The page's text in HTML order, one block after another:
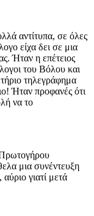
αντίτυπα, σε όλες
είχα δει σε μια
Ήταν η επέτειος
του Βόλου και
τηλεγράφημα
Ήταν προφανές ότι
να το
μια συνέντευξη
γιατί μετά